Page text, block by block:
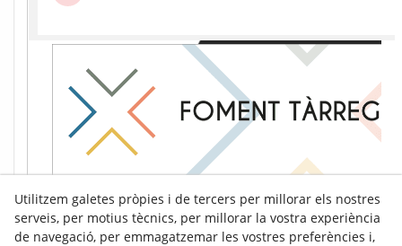
Utilitzem galetes pròpies i de tercers per millorar els nostres
serveis, per motius tècnics, per millorar la vostra experiència
de navegació, per emmagatzemar les vostres preferències i,